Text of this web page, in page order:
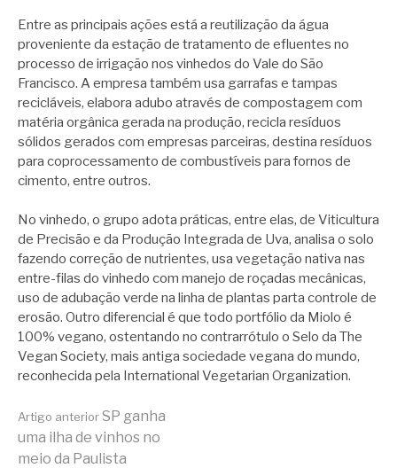
Entre as principais ações está a reutilização da água
proveniente da estação de tratamento de efluentes no
processo de irrigação nos vinhedos do Vale do São
Francisco. A empresa também usa garrafas e tampas
recicláveis, elabora adubo através de compostagem com
matéria orgânica gerada na produção, recicla resíduos
sólidos gerados com empresas parceiras, destina resíduos
para coprocessamento de combustíveis para fornos de
cimento, entre outros.
No vinhedo, o grupo adota práticas, entre elas, de Viticultura
de Precisão e da Produção Integrada de Uva, analisa o solo
fazendo correção de nutrientes, usa vegetação nativa nas
entre-filas do vinhedo com manejo de roçadas mecânicas,
uso de adubação verde na linha de plantas parta controle de
erosão. Outro diferencial é que todo portfólio da Miolo é
100% vegano, ostentando no contrarrótulo o Selo da The
Vegan Society, mais antiga sociedade vegana do mundo,
reconhecida pela International Vegetarian Organization.
Continue
Artigo anteriorSP ganha
uma ilha de vinhos no
meio da Paulista